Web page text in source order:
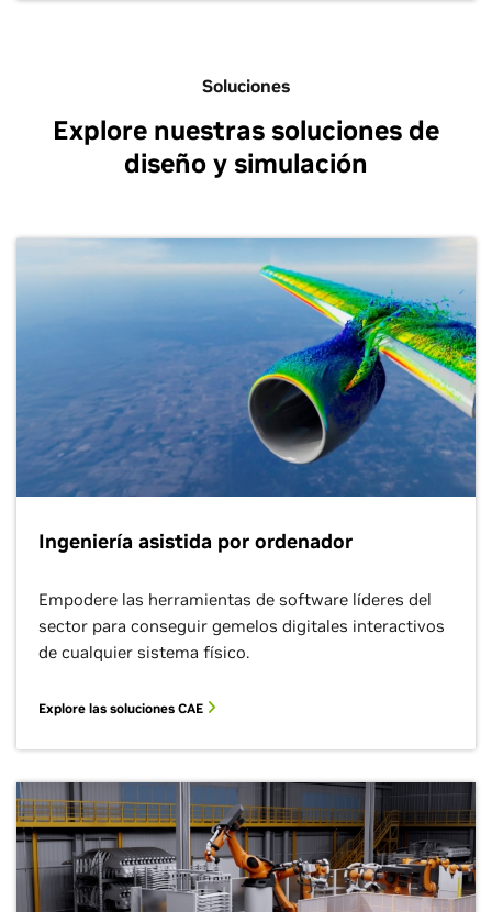
Soluciones
Explore nuestras soluciones de
diseño y simulación
Ingeniería asistida por ordenador
Empodere las herramientas de software líderes del
sector para conseguir gemelos digitales interactivos
de cualquier sistema físico.
Explore las soluciones CAE